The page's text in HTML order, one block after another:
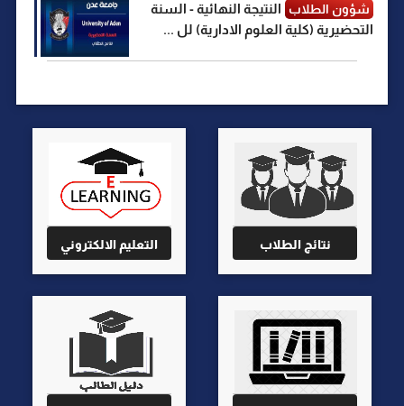
شؤون الطلاب
النتيجة النهائية - السنة
التحضيرية (كلية العلوم الادارية) لل ...
نتائج الطلاب التعليم الالكتروني